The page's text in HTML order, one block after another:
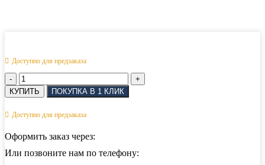
Доступно для предзаказа
Количество
товара
Скоба
кованная
контровкой
пальца
КУПИТЬ ПОКУПКА В 1 КЛИК
Доступно для предзаказа
Оформить заказ через:
Или позвоните нам по телефону: